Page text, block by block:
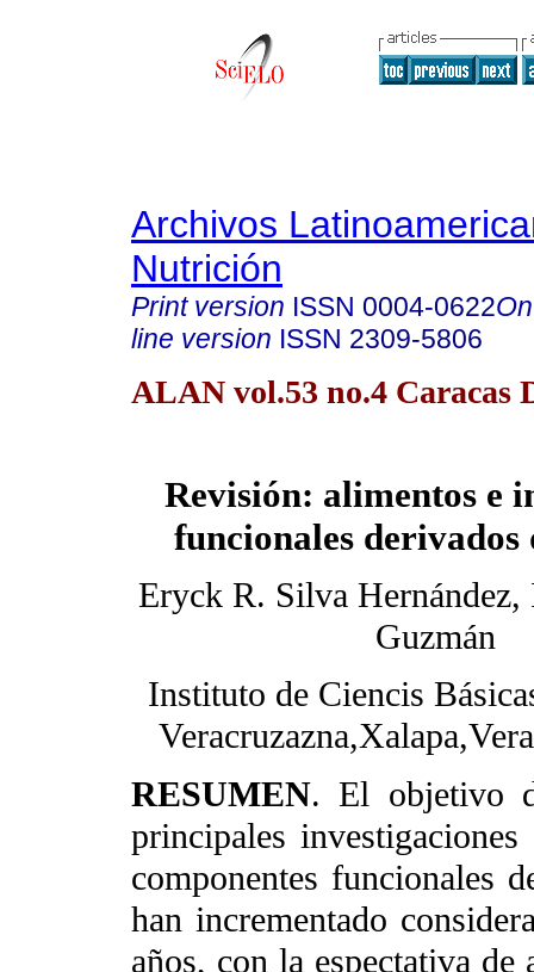
Archivos
Nutrición
Print version ISSN 0004-0622
line version ISSN 2309-5806
ALAN vol.53 no.4 Caracas
Revisión: alimentos e
funcionales derivados
Eryck R. Silva Hernández,
Guzmán
Instituto de Ciencis
RESUMEN. El objetivo
principales
componentes funcionales
han incrementado
años, con la espectativa de